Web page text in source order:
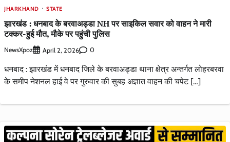
JHARKHAND STATE
झारखंड : धनबाद के बरवाअड्डा NH पर साइकिल सवार को वाहन ने मारी
टक्कर-हुई मौत, मौके पर पहुंची पुलिस
NewsXpoz April 2, 2026 0
धनबाद : झारखंड में धनबाद जिले के बरवाअड्डा थाना क्षेत्र अन्तर्गत लोहरबरवा
के समीप नेशनल हाई वे पर गुरुवार की सुबह अज्ञात वाहन की चपेट […]